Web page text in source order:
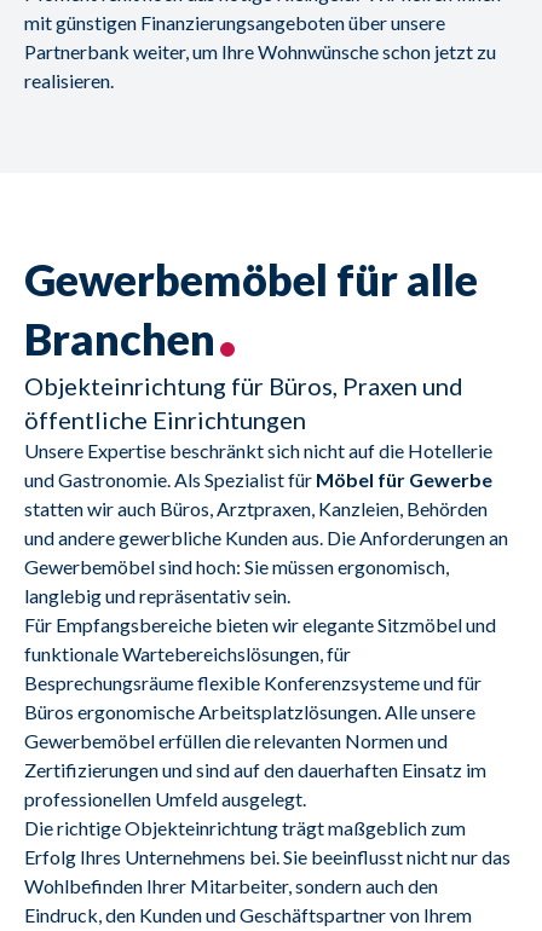
mit günstigen Finanzierungsangeboten über unsere
Partnerbank weiter, um Ihre Wohnwünsche schon jetzt zu
realisieren.
Gewerbemöbel für alle
Branchen
Objekteinrichtung für Büros, Praxen und
öffentliche Einrichtungen
Unsere Expertise beschränkt sich nicht auf die Hotellerie
und Gastronomie. Als Spezialist für Möbel für Gewerbe
statten wir auch Büros, Arztpraxen, Kanzleien, Behörden
und andere gewerbliche Kunden aus. Die Anforderungen an
Gewerbemöbel sind hoch: Sie müssen ergonomisch,
langlebig und repräsentativ sein.
Für Empfangsbereiche bieten wir elegante Sitzmöbel und
funktionale Wartebereichslösungen, für
Besprechungsräume flexible Konferenzsysteme und für
Büros ergonomische Arbeitsplatzlösungen. Alle unsere
Gewerbemöbel erfüllen die relevanten Normen und
Zertifizierungen und sind auf den dauerhaften Einsatz im
professionellen Umfeld ausgelegt.
Die richtige Objekteinrichtung trägt maßgeblich zum
Erfolg Ihres Unternehmens bei. Sie beeinflusst nicht nur das
Wohlbefinden Ihrer Mitarbeiter, sondern auch den
Eindruck, den Kunden und Geschäftspartner von Ihrem